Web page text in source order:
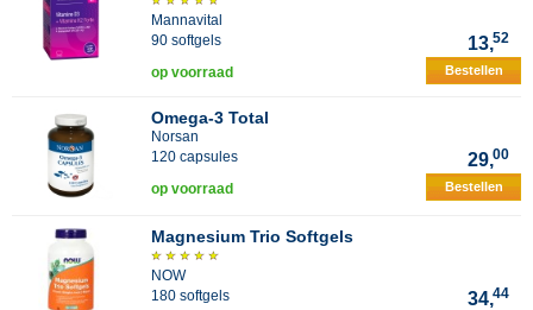
Mannavital
90 softgels
13,52
op voorraad Bestellen
Omega-3 Total
Norsan
120 capsules
29,00
op voorraad Bestellen
Magnesium Trio Softgels
NOW
180 softgels
34,44